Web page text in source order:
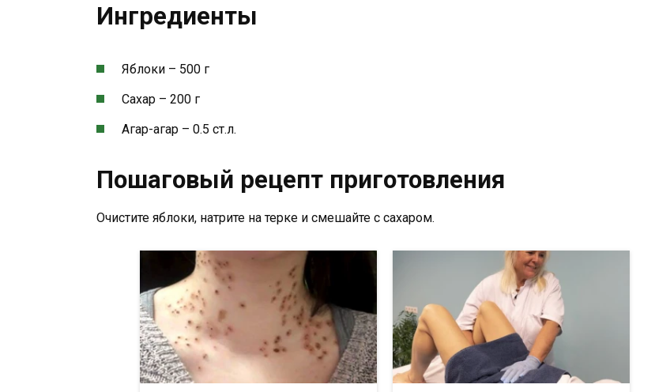
Ингредиенты
Яблоки – 500 г
Сахар – 200 г
Агар-агар – 0.5 ст.л.
Пошаговый рецепт приготовления
Очистите яблоки, натрите на терке и смешайте с сахаром.